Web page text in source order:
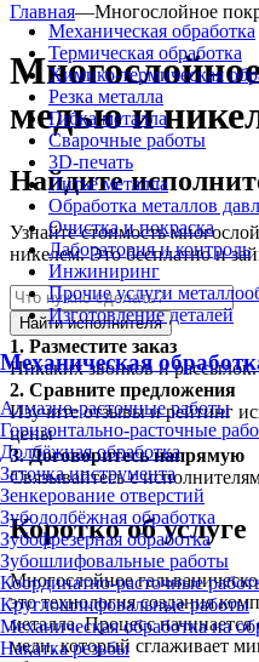
Механическая обработка
Термическая обработка
Химико-термическая
Резка металла
Гибка металла
Сварочные работы
3D-печать
Литьё металла
Обработка металлов
Очистка и покраска
Лаборатория и контроль
Инжиниринг
Прочие услуги
Изготовление деталей
Механическая
Алмазно-расточные работы
Горизонтально-расточные
Долбёжная обработка
Заточка инструмента
Зенкерование отверстий
Зубодолбёжная обработка
Зубофрезерная обработка
Зубошлифовальные работы
Координатно-расточные
Круглошлифовальные работы
Механическая обработка на
Накатка резьбы
Главная—Многослойное
медью и
Найдите
Узнайте стоимость
никелем. Это бесплатно и
Найти исполнителя
1. Разместите заказ
Никаких звонков и
2. Сравните предложения
Изучите отзывы и рейтинг
цены
3.Договоритесь напрямую
Связывайтесь с
Коротко об услуге
Многослойное
это технология создания
металла. Процесс
меди, который сглаживает